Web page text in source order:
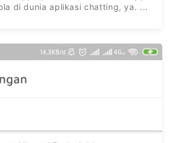
di dunia aplikasi chatting, ya. ...